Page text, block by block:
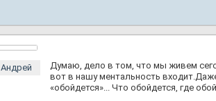
Андрей
Думаю, дело в том, что мы живем
вот в нашу ментальность
«обойдется»... Что обойдется, где